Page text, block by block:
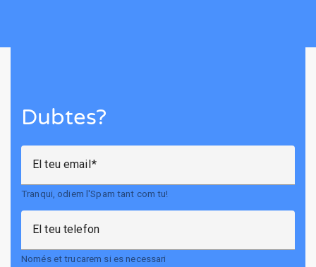
Dubtes?
El teu email
Tranqui, odiem l'Spam tant com tu!
El teu telefon
Només et trucarem si es necessari